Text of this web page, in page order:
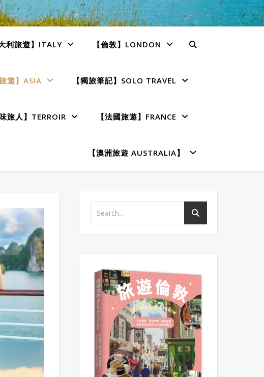
大利旅遊】ITALY 【倫敦】LONDON
遊】ASIA 【獨旅筆記】SOLO TRAVEL
味旅人】TERROIR 【法國旅遊】FRANCE
【澳洲旅遊 AUSTRALIA】